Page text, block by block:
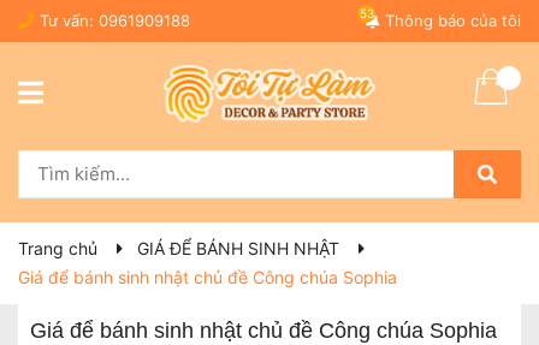
Tư vấn: 0961909188 Thông báo của tôi
53
Trang chủ
GIÁ ĐỂ BÁNH SINH NHẬT
Giá để bánh sinh nhật chủ đề Công chúa Sophia
Giá để bánh sinh nhật chủ đề Công chúa Sophia